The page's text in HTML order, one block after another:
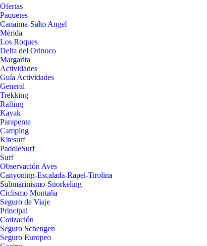
Ofertas
Paquetes
Canaima-Salto Angel
Mérida
Los Roques
Delta del Orinoco
Margarita
Actividades
Guía Actividades
General
Trekking
Rafting
Kayak
Parapente
Camping
Kitesurf
PaddleSurf
Surf
Observación Aves
Canyoning-Escalada-Rapel-Tirolina
Submarinismo-Snorkeling
Ciclismo Montaña
Seguro de Viaje
Principal
Cotización
Seguro Schengen
Seguro Europeo